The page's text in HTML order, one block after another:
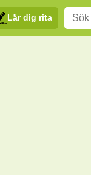
Lär dig rita